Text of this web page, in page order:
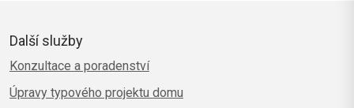
Další služby
Konzultace a poradenství
Úpravy typového projektu domu